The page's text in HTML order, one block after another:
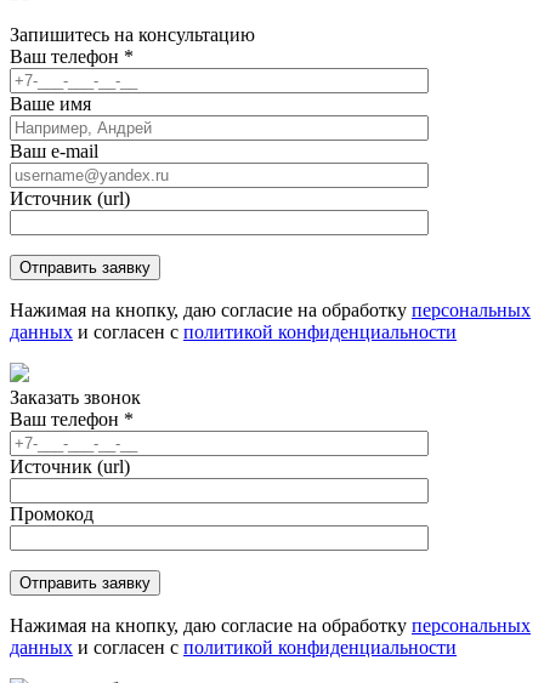
Запишитесь на консультацию
Ваш телефон *
Ваше имя
Ваш e-mail
Источник (url)
Нажимая на кнопку, даю согласие на обработку персональных
данных и согласен с политикой конфиденциальности
Заказать звонок
Ваш телефон *
Источник (url)
Промокод
Нажимая на кнопку, даю согласие на обработку персональных
данных и согласен с политикой конфиденциальности